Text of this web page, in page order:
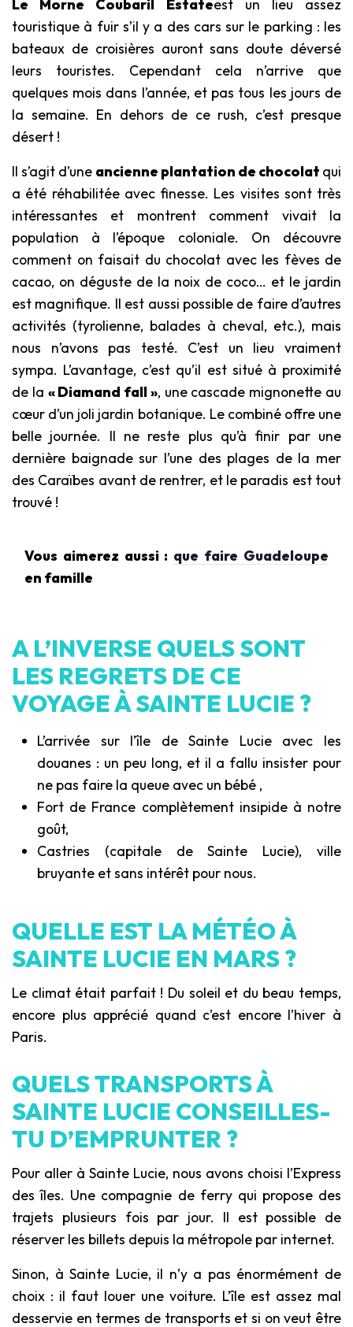
Le Morne Coubaril Estateest un lieu assez
touristique à fuir s’il y a des cars sur le parking : les
bateaux de croisières auront sans doute déversé
leurs touristes. Cependant cela n’arrive que
quelques mois dans l’année, et pas tous les jours de
la semaine. En dehors de ce rush, c’est presque
désert !
Il s’agit d’une ancienne plantation de chocolat qui
a été réhabilitée avec finesse. Les visites sont très
intéressantes et montrent comment vivait la
population à l’époque coloniale. On découvre
comment on faisait du chocolat avec les fèves de
cacao, on déguste de la noix de coco… et le jardin
est magnifique. Il est aussi possible de faire d’autres
activités (tyrolienne, balades à cheval, etc.), mais
nous n’avons pas testé. C’est un lieu vraiment
sympa. L’avantage, c’est qu’il est situé à proximité
de la « Diamand fall », une cascade mignonette au
cœur d’un joli jardin botanique. Le combiné offre une
belle journée. Il ne reste plus qu’à finir par une
dernière baignade sur l’une des plages de la mer
des Caraïbes avant de rentrer, et le paradis est tout
trouvé !
Vous aimerez aussi : que faire Guadeloupe
en famille
A L’INVERSE QUELS SONT
LES REGRETS DE CE
VOYAGE À SAINTE LUCIE ?
L’arrivée sur l’île de Sainte Lucie avec les
douanes : un peu long, et il a fallu insister pour
ne pas faire la queue avec un bébé ,
Fort de France complètement insipide à notre
goût,
Castries (capitale de Sainte Lucie), ville
bruyante et sans intérêt pour nous.
QUELLE EST LA MÉTÉO À
SAINTE LUCIE EN MARS ?
Le climat était parfait ! Du soleil et du beau temps,
encore plus apprécié quand c’est encore l’hiver à
Paris.
QUELS TRANSPORTS À
SAINTE LUCIE CONSEILLES-
TU D’EMPRUNTER ?
Pour aller à Sainte Lucie, nous avons choisi l’Express
des îles. Une compagnie de ferry qui propose des
trajets plusieurs fois par jour. Il est possible de
réserver les billets depuis la métropole par internet.
Sinon, à Sainte Lucie, il n’y a pas énormément de
choix : il faut louer une voiture. L’île est assez mal
desservie en termes de transports et si on veut être